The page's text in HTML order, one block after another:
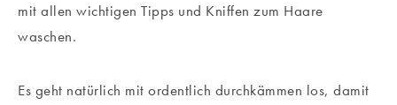
mit allen wichtigen Tipps und Kniffen zum Haare
waschen.
Es geht natürlich mit ordentlich durchkämmen los, damit